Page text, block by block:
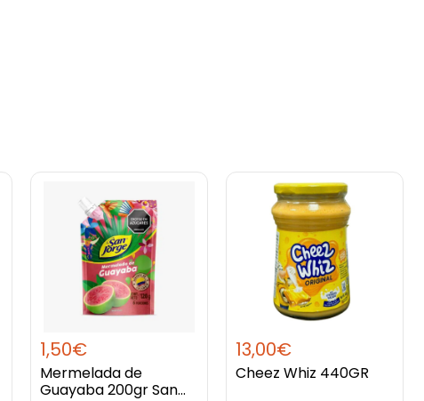
1,50€
Mermelada de
Guayaba 200gr San
13,00€
Cheez Whiz 440GR